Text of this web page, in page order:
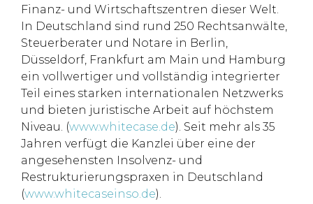
Finanz- und Wirtschaftszentren dieser Welt.
In Deutschland sind rund 250 Rechtsanwälte,
Steuerberater und Notare in Berlin,
Düsseldorf, Frankfurt am Main und Hamburg
ein vollwertiger und vollständig integrierter
Teil eines starken internationalen Netzwerks
und bieten juristische Arbeit auf höchstem
Niveau. (www.whitecase.de). Seit mehr als 35
Jahren verfügt die Kanzlei über eine der
angesehensten Insolvenz- und
Restrukturierungspraxen in Deutschland
(www.whitecaseinso.de).